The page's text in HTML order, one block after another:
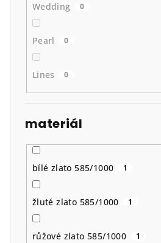
Wedding 0
Pearl 0
Lines 0
materiál
bílé zlato 585/1000 1
žluté zlato 585/1000 1
růžové zlato 585/1000 1